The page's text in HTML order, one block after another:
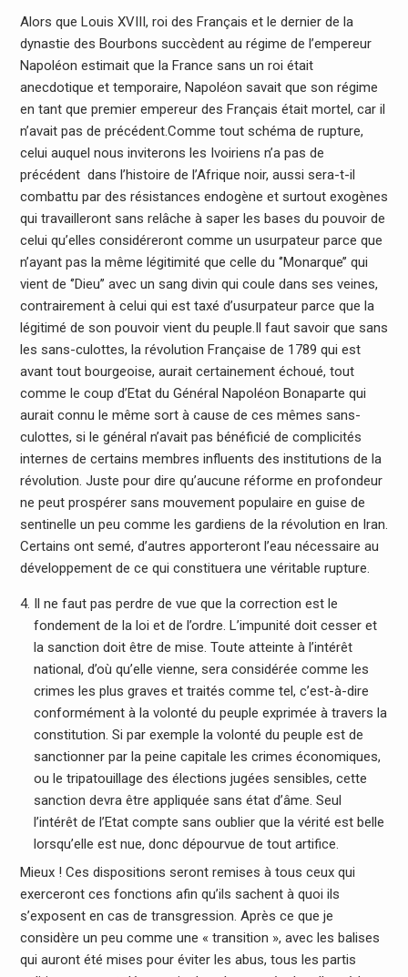
Alors que Louis XVIII, roi des Français et le dernier de la
dynastie des Bourbons succèdent au régime de l’empereur
Napoléon estimait que la France sans un roi était
anecdotique et temporaire, Napoléon savait que son régime
en tant que premier empereur des Français était mortel, car il
n’avait pas de précédent.Comme tout schéma de rupture,
celui auquel nous inviterons les Ivoiriens n’a pas de
précédent dans l’histoire de l’Afrique noir, aussi sera-t-il
combattu par des résistances endogène et surtout exogènes
qui travailleront sans relâche à saper les bases du pouvoir de
celui qu’elles considéreront comme un usurpateur parce que
n’ayant pas la même légitimité que celle du ‘’Monarque’’ qui
vient de ‘’Dieu’’ avec un sang divin qui coule dans ses veines,
contrairement à celui qui est taxé d’usurpateur parce que la
légitimé de son pouvoir vient du peuple.Il faut savoir que sans
les sans-culottes, la révolution Française de 1789 qui est
avant tout bourgeoise, aurait certainement échoué, tout
comme le coup d’Etat du Général Napoléon Bonaparte qui
aurait connu le même sort à cause de ces mêmes sans-
culottes, si le général n’avait pas bénéficié de complicités
internes de certains membres influents des institutions de la
révolution. Juste pour dire qu’aucune réforme en profondeur
ne peut prospérer sans mouvement populaire en guise de
sentinelle un peu comme les gardiens de la révolution en Iran.
Certains ont semé, d’autres apporteront l’eau nécessaire au
développement de ce qui constituera une véritable rupture.
Il ne faut pas perdre de vue que la correction est le
fondement de la loi et de l’ordre. L’impunité doit cesser et
la sanction doit être de mise. Toute atteinte à l’intérêt
national, d’où qu’elle vienne, sera considérée comme les
crimes les plus graves et traités comme tel, c’est-à-dire
conformément à la volonté du peuple exprimée à travers la
constitution. Si par exemple la volonté du peuple est de
sanctionner par la peine capitale les crimes économiques,
ou le tripatouillage des élections jugées sensibles, cette
sanction devra être appliquée sans état d’âme. Seul
l’intérêt de l’Etat compte sans oublier que la vérité est belle
lorsqu’elle est nue, donc dépourvue de tout artifice.
Mieux ! Ces dispositions seront remises à tous ceux qui
exerceront ces fonctions afin qu’ils sachent à quoi ils
s’exposent en cas de transgression. Après ce que je
considère un peu comme une « transition », avec les balises
qui auront été mises pour éviter les abus, tous les partis